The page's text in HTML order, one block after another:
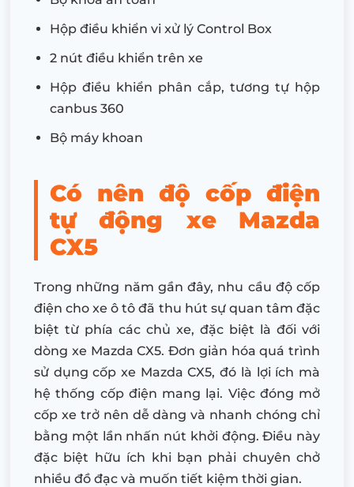
Hộp điều khiển vi xử lý Control Box
2 nút điều khiển trên xe
Hộp điều khiển phân cắp, tương tự hộp
canbus 360
Bộ máy khoan
Có nên độ cốp điện
tự động xe
Mazda
CX5
Trong những năm gần đây, nhu cầu độ cốp
điện cho xe ô tô đã thu hút sự quan tâm đặc
biệt từ phía các chủ xe, đặc biệt là đối với
dòng xe Mazda CX5. Đơn giản hóa quá trình
sử dụng cốp xe Mazda CX5, đó là lợi ích mà
hệ thống cốp điện mang lại. Việc đóng mở
cốp xe trở nên dễ dàng và nhanh chóng chỉ
bằng một lần nhấn nút khởi động. Điều này
đặc biệt hữu ích khi bạn phải chuyên chở
nhiều đồ đạc và muốn tiết kiệm thời gian.